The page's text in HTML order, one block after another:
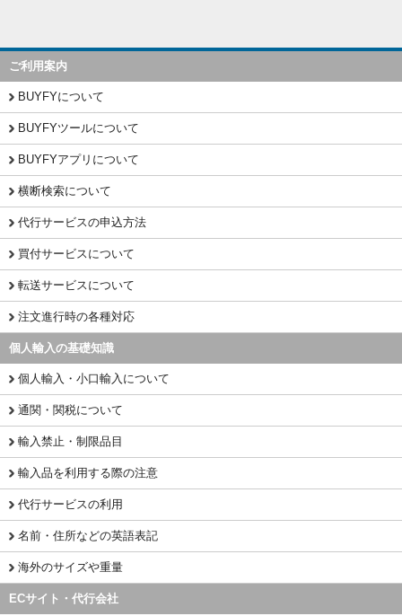
ご利用案内
BUYFYについて
BUYFYツールについて
BUYFYアプリについて
横断検索について
代行サービスの申込方法
買付サービスについて
転送サービスについて
注文進行時の各種対応
個人輸入の基礎知識
個人輸入・小口輸入について
通関・関税について
輸入禁止・制限品目
輸入品を利用する際の注意
代行サービスの利用
名前・住所などの英語表記
海外のサイズや重量
ECサイト・代行会社